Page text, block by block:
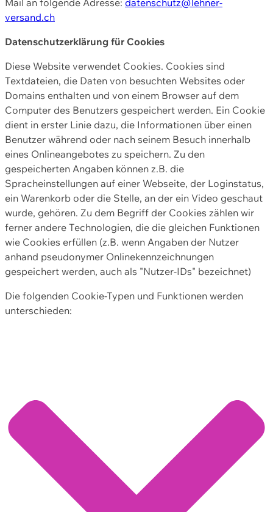
versand.ch
Datenschutzerklärung für Cookies
Diese Website verwendet Cookies. Cookies sind
Textdateien, die Daten von besuchten Websites oder
Domains enthalten und von einem Browser auf dem
Computer des Benutzers gespeichert werden. Ein Cookie
dient in erster Linie dazu, die Informationen über einen
Benutzer während oder nach seinem Besuch innerhalb
eines Onlineangebotes zu speichern. Zu den
gespeicherten Angaben können z.B. die
Spracheinstellungen auf einer Webseite, der Loginstatus,
ein Warenkorb oder die Stelle, an der ein Video geschaut
wurde, gehören. Zu dem Begriff der Cookies zählen wir
ferner andere Technologien, die die gleichen Funktionen
wie Cookies erfüllen (z.B. wenn Angaben der Nutzer
anhand pseudonymer Onlinekennzeichnungen
gespeichert werden, auch als "Nutzer-IDs" bezeichnet)
Die folgenden Cookie-Typen und Funktionen werden
unterschieden: